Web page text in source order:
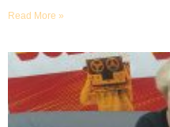
Read More »